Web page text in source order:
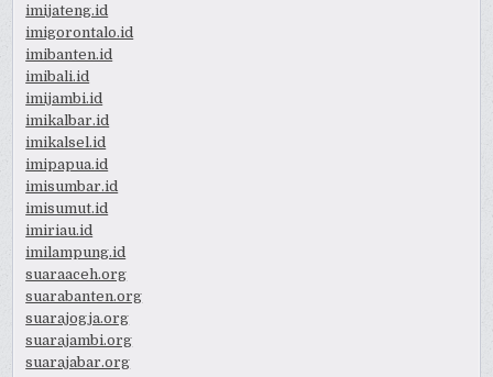
imijateng.id
imigorontalo.id
imibanten.id
imibali.id
imijambi.id
imikalbar.id
imikalsel.id
imipapua.id
imisumbar.id
imisumut.id
imiriau.id
imilampung.id
suaraaceh.org
suarabanten.org
suarajogja.org
suarajambi.org
suarajabar.org